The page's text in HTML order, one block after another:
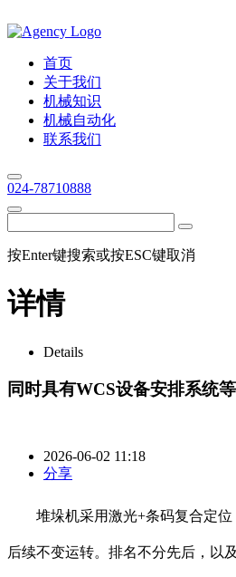
首页
关于我们
机械知识
机械自动化
联系我们
024-78710888
按Enter键搜索或按ESC键取消
详情
Details
同时具有WCS设备安排系统
2026-06-02 11:18
分享
堆垛机采用激光+条码复合定位
后续不变运转。排名不分先后，以